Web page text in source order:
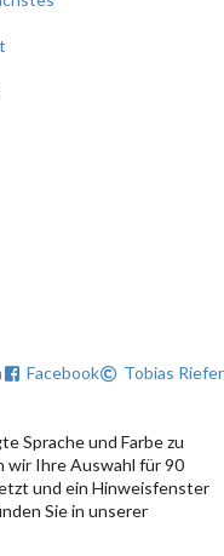
Facebook Tobias Riefer
Sprache und Farbe zu
wir Ihre Auswahl für 90
und ein Hinweisfenster
Sie in unserer